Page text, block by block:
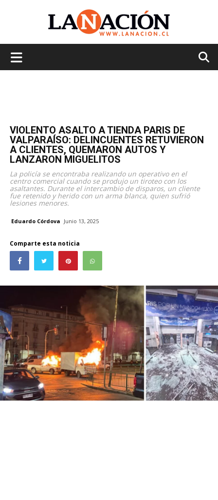
VIOLENTO ASALTO A TIENDA PARIS DE
VALPARAÍSO: DELINCUENTES RETUVIERON
A CLIENTES, QUEMARON AUTOS Y
LANZARON MIGUELITOS
La policía se encontraba realizando un operativo en el
centro comercial cuando se produjo un tiroteo con los
asaltantes. Durante el intercambio de disparos, un cliente
fue retenido y herido con un arma blanca, quien sufrió
lesiones menores.
Eduardo Córdova Junio 13, 2025
Comparte esta noticia